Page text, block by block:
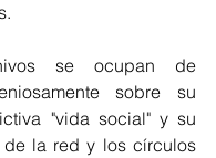
se ocupan de
sobre su
"vida social" y su
de la red y los círculos